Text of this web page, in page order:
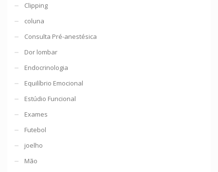
Clipping
coluna
Consulta Pré-anestésica
Dor lombar
Endocrinologia
Equilíbrio Emocional
Estúdio Funcional
Exames
Futebol
joelho
Mão